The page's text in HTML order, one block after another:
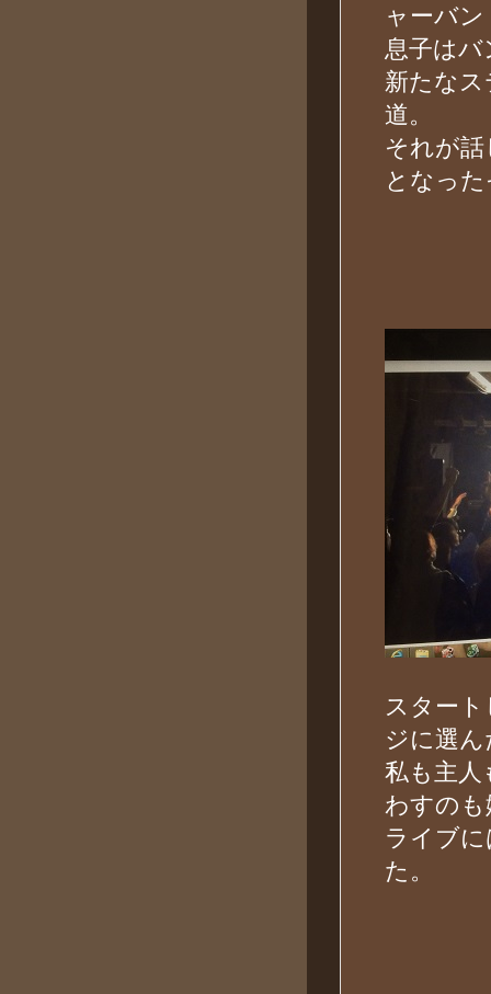
ャーバ
息子は
新たな
道。
それが
となっ
スター
ジに選
私も主人
わすの
ライブ
た。